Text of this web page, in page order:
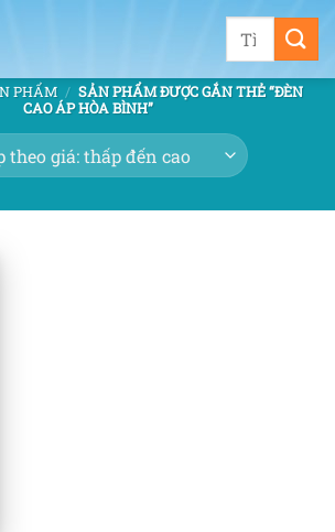
Tìm
PHẨM / SẢN PHẨM ĐƯỢC GẮN THẺ “ĐÈN
CAO ÁP HÒA BÌNH”